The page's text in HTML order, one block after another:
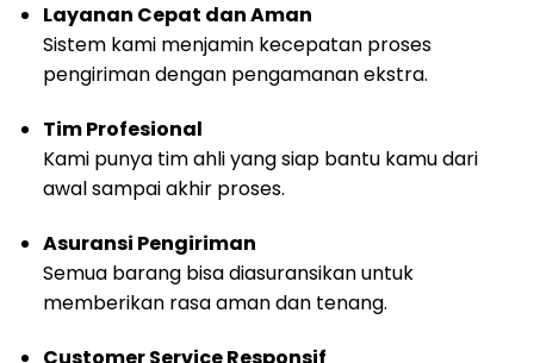
Layanan Cepat dan Aman
Sistem kami menjamin kecepatan proses
pengiriman dengan pengamanan ekstra.
Tim Profesional
Kami punya tim ahli yang siap bantu kamu dari
awal sampai akhir proses.
Asuransi Pengiriman
Semua barang bisa diasuransikan untuk
memberikan rasa aman dan tenang.
Customer Service Responsif